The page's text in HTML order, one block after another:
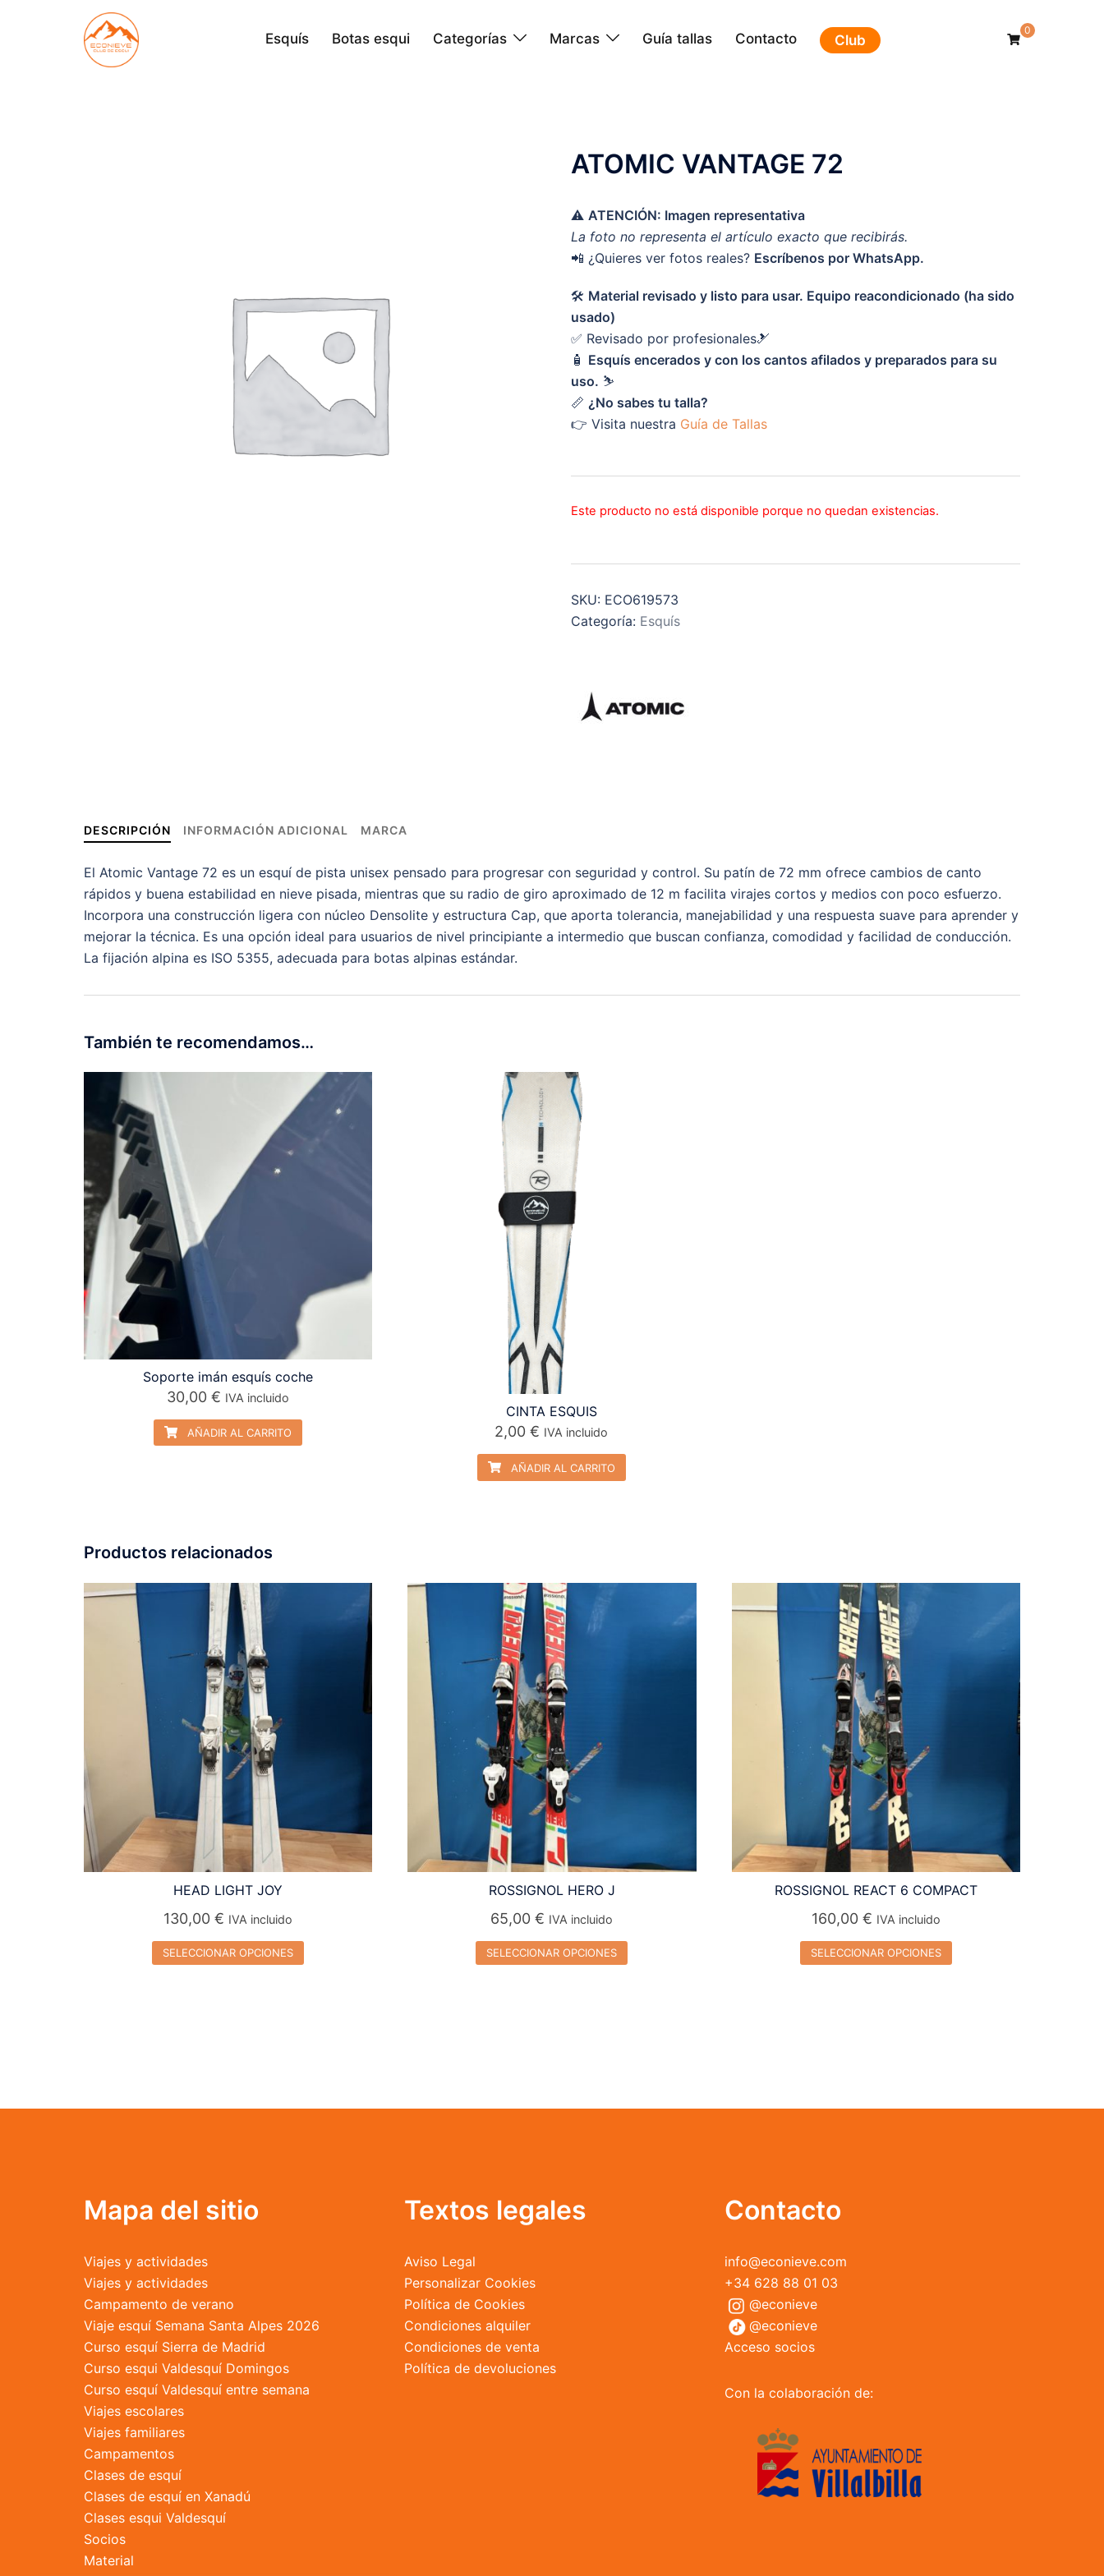
Esquís Botas esqui Categorías Marcas Guía tallas Contacto Club
0
ATOMIC VANTAGE 72
⚠️ ATENCIÓN: Imagen representativa
La foto no representa el artículo exacto que recibirás.
📲 ¿Quieres ver fotos reales? Escríbenos por WhatsApp.
🛠️ Material revisado y listo para usar. Equipo reacondicionado (ha sido
usado)
✅ Revisado por profesionales🎿
🧴 Esquís encerados y con los cantos afilados y preparados para su
uso. ⛷️
📏 ¿No sabes tu talla?
👉 Visita nuestra Guía de Tallas
Este producto no está disponible porque no quedan existencias.
SKU: ECO619573
Categoría: Esquís
DESCRIPCIÓN INFORMACIÓN ADICIONAL MARCA
El Atomic Vantage 72 es un esquí de pista unisex pensado para progresar con seguridad y control. Su patín de 72 mm ofrece cambios de canto
rápidos y buena estabilidad en nieve pisada, mientras que su radio de giro aproximado de 12 m facilita virajes cortos y medios con poco esfuerzo.
Incorpora una construcción ligera con núcleo Densolite y estructura Cap, que aporta tolerancia, manejabilidad y una respuesta suave para aprender y
mejorar la técnica. Es una opción ideal para usuarios de nivel principiante a intermedio que buscan confianza, comodidad y facilidad de conducción.
La fijación alpina es ISO 5355, adecuada para botas alpinas estándar.
También te recomendamos…
Soporte imán esquís coche
30,00 € IVA incluido
AÑADIR AL CARRITO
CINTA ESQUIS
2,00€ IVA incluido
AÑADIR AL CARRITO
Productos relacionados
HEAD LIGHT JOY
130,00€ IVA incluido
SELECCIONAR OPCIONES
opciones
en
la
ROSSIGNOL HERO J
65,00€ IVA incluido
SELECCIONAR OPCIONES
opciones
en
la
ROSSIGNOL REACT 6 COMPACT
160,00 € IVA incluido
SELECCIONAR OPCIONES
opciones
Mapa del sitio
Viajes y actividades
Viajes y actividades
Campamento de verano
Viaje esquí Semana Santa Alpes 2026
Curso esquí Sierra de Madrid
Curso esqui Valdesquí Domingos
Curso esquí Valdesquí entre semana
Viajes escolares
Viajes familiares
Campamentos
Clases de esquí
Clases de esquí en Xanadú
Clases esqui Valdesquí
Socios
Material
Textos legales
Aviso Legal
Personalizar Cookies
Política de Cookies
Condiciones alquiler
Condiciones de venta
Política de devoluciones
Contacto
info@econieve.com
+34 628 88 01 03
@econieve
@econieve
Acceso socios
Con la colaboración de: